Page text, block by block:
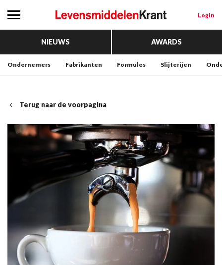
Login
NIEUWS AWARDS
Ondernemers Fabrikanten Formules Slijterijen
Terug naar de voorpagina